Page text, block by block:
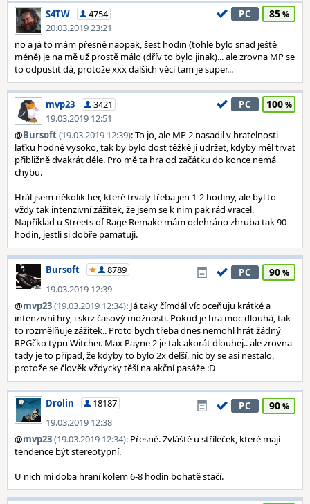
S4TW
4754
20.03.2019 23:21
PC 85
no a já to mám přesně naopak, šest hodin (tohle bylo snad ještě
méně) je na mě už prostě málo (dřív to bylo jinak)... ale zrovna MP se
to odpustit dá, protože xxx dalších věcí tam je super...
mvp23
3421
19.03.2019 12:51
PC 100
@Bursoft(19.03.2019 12:39): To jo, ale MP 2 nasadil v hratelnosti
laťku hodně vysoko, tak by bylo dost těžké jí udržet, kdyby měl trvat
přibližně dvakrát déle. Pro mě ta hra od začátku do konce nemá
chybu.
Hrál jsem několik her, které trvaly třeba jen 1-2 hodiny, ale byl to
vždy tak intenzivní zážitek, že jsem se k nim pak rád vracel.
Například u Streets of Rage Remake mám odehráno zhruba tak 90
hodin, jestli si dobře pamatuji.
Bursoft
8789
19.03.2019 12:39
PC 90
@mvp23(19.03.2019 12:34): Já taky čímdál víc oceňuju krátké a
intenzivní hry, i skrz časový možnosti. Pokud je hra moc dlouhá, tak
to rozmělňuje zážitek.. Proto bych třeba dnes nemohl hrát žádný
RPGčko typu Witcher. Max Payne 2 je tak akorát dlouhej.. ale zrovna
tady je to případ, že kdyby to bylo 2x delší, nic by se asi nestalo,
protože se člověk vždycky těší na akční pasáže :D
Drolin
18187
19.03.2019 12:38
PC 90
@mvp23(19.03.2019 12:34): Přesně. Zvláště u stříleček, které mají
tendence být stereotypní.
U nich mi doba hraní kolem 6-8 hodin bohatě stačí.